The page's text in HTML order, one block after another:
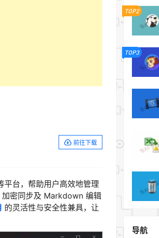
前往下载
台，帮助用户高效地管理
加密同步及 Markdown 编辑
的灵活性与安全性兼具，让
TOP2
TOP3
导航